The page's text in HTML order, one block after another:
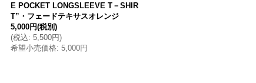
E POCKET LONGSLEEVE T－SHIR
T”・フェードテキサスオレンジ
5,000円(税別)
(税込: 5,500円)
希望小売価格: 5,000円